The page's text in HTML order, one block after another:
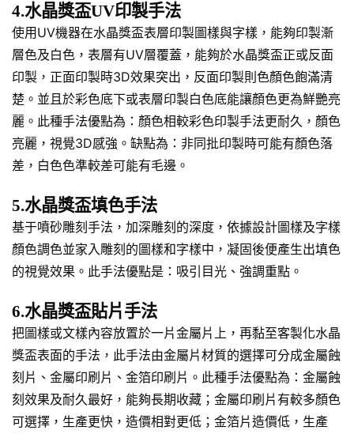
4.水晶獎盃UV印製手法
使用UV機器在水晶獎盃表層印製圖樣與字樣，能夠印製漸
層色及白色，表層有UV層覆蓋，能夠於水晶獎盃正或反面
印製，正面印製時3D效果突出，反面印製則色顏色飽滿清
楚。並且於彩色底下或表層印製白色底能讓顏色更為鮮艷亮
麗。此種手法優點為：顏色相較彩色印製手法更耐久，顏色
亮麗，視覺3D感強。缺點為：非同批印製時可能有顏色落
差，白色色準較差可能有毛邊。
5.水晶獎盃填色手法
基于噴砂雕刻手法，加深雕刻的深度，依據設計圖樣及字樣
顏色調色並家入雕刻的圖樣和字樣中，凝固後便產生出填色
的視覺效果。此手法優點是：吸引目光、強調重點。
6.水晶獎盃貼片手法
把圖樣或文樣內容放置於一片金屬片上，再黏至客製化水晶
獎盃表面的手法，此手法由金屬片材質的選擇可分成金屬蝕
刻片、金屬印刷片、金箔印刷片。此種手法優點為：金屬蝕
刻效果及耐久最好，能夠長期收藏；金屬印刷片有較多顏色
可選擇，生產更快，造價相對更低；金箔片造價低，生產